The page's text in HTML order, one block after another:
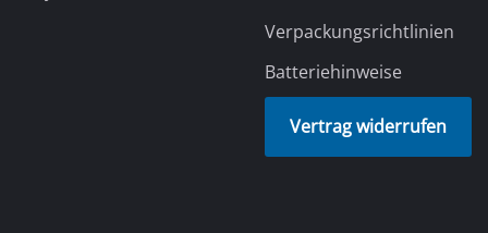
Verpackungsrichtlinien
Batteriehinweise
Vertrag widerrufen